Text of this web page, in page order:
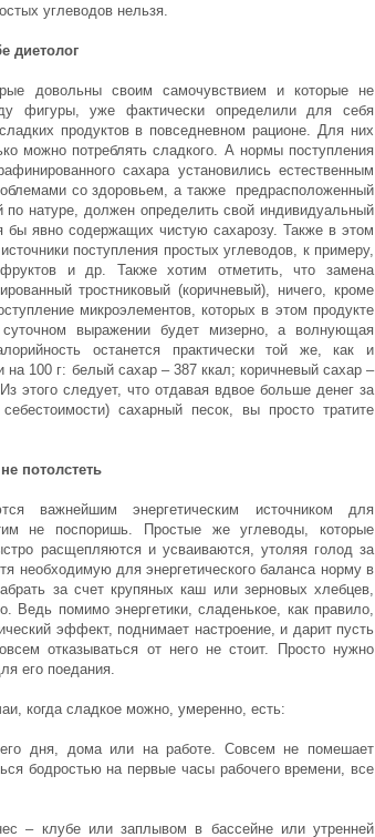
углеводов нельзя.
диетолог
довольны своим самочувствием и которые не
фигуры, уже фактически определили для себя
продуктов в повседневном рационе. Для них
можно потреблять сладкого. А нормы поступления
сахара установились естественным
со здоровьем, а также предрасположенный
натуре, должен определить свой индивидуальный
бы явно содержащих чистую сахарозу. Также в этом
поступления простых углеводов, к примеру,
и др. Также хотим отметить, что замена
тростниковый (коричневый), ничего, кроме
микроэлементов, которых в этом продукте
выражении будет мизерно, а волнующая
останется практически той же, как и
100 г: белый сахар – 387 ккал; коричневый сахар –
этого следует, что отдавая вдвое больше денег за
сахарный песок, вы просто тратите
потолстеть
важнейшим энергетическим источником для
не поспоришь. Простые же углеводы, которые
расщепляются и усваиваются, утоляя голод за
необходимую для энергетического баланса норму в
за счет крупяных каш или зерновых хлебцев,
Ведь помимо энергетики, сладенькое, как правило,
эффект, поднимает настроение, и дарит пусть
отказываться от него не стоит. Просто нужно
его поедания.
когда сладкое можно, умеренно, есть:
дня, дома или на работе. Совсем не помешает
бодростью на первые часы рабочего времени, все
– клубе или заплывом в бассейне или утренней